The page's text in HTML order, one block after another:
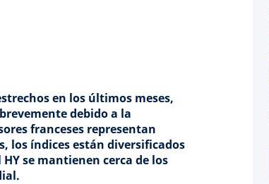
en los últimos meses,
debido a la
franceses representan
los índices están diversificados
se mantienen cerca de los